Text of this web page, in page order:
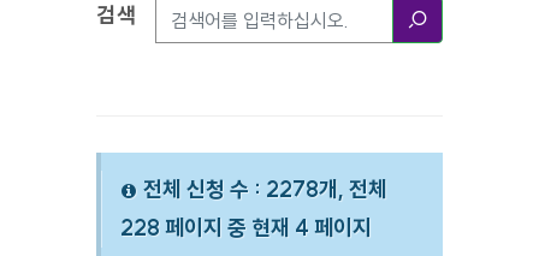
검색옵션
검색
전체 신청 수 : 2278개, 전체
228 페이지 중 현재 4 페이지